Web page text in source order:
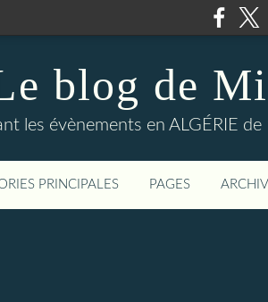
blog de
les évènements en ALGÉRIE
PRINCIPALES PAGES